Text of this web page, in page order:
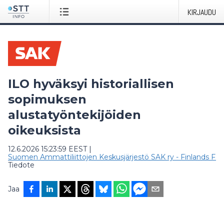
KIRJAUDU
ILO hyväksyi historiallisen
sopimuksen
alustatyöntekijöiden
oikeuksista
12.6.2026 15:23:59 EEST|
Suomen Ammattiliittojen Keskusjärjestö SAK ry - Finlands
Tiedote
Jaa